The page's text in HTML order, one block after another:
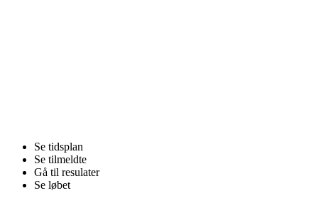
Se tidsplan
Se tilmeldte
Gå til resulater
Se løbet